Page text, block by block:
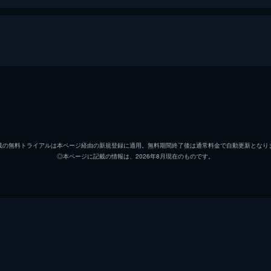
リーガン・アボット
無料トライアルは本ページ経由の新規登録に適用。無料期間終了後は通常料金で自動更新となり
◎本ページに記載の情報は、2026年8月現在のものです。